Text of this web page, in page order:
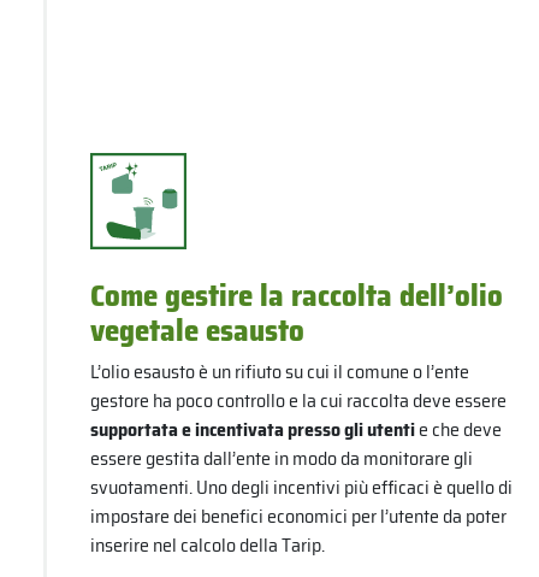
Come gestire la raccolta dell’olio
vegetale esausto
L’olio esausto è un rifiuto su cui il comune o l’ente
gestore ha poco controllo e la cui raccolta deve essere
supportata e incentivata presso gli utentie che deve
essere gestita dall’ente in modo da monitorare gli
svuotamenti. Uno degli incentivi più efficaci è quello di
impostare dei benefici economici per l’utente da poter
inserire nel calcolo della Tarip.